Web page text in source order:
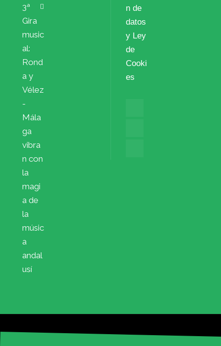
3ª
Gira
music
al:
Rond
a y
Vélez
-
Mála
ga
vibra
n con
la
magi
a de
la
músic
a
andal
usí
n de
datos
y Ley
de
Cooki
es